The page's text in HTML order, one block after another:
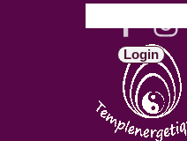
Aller au contenu
Login